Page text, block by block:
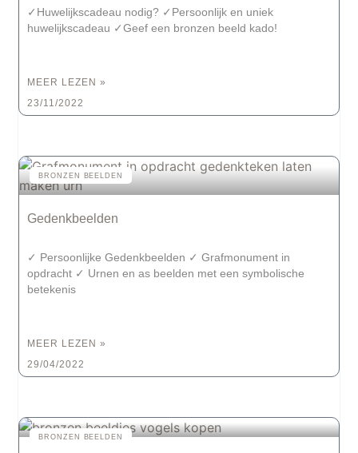
✓Huwelijkscadeau nodig? ✓Persoonlijk en uniek
huwelijkscadeau ✓Geef een bronzen beeld kado!
MEER LEZEN »
23/11/2022
BRONZEN BEELDEN
Gedenkbeelden
✓ Persoonlijke Gedenkbeelden ✓ Grafmonument in
opdracht ✓ Urnen en as beelden met een symbolische
betekenis
MEER LEZEN »
29/04/2022
BRONZEN BEELDEN